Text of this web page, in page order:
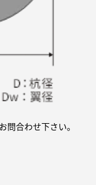
合わせ下さい。